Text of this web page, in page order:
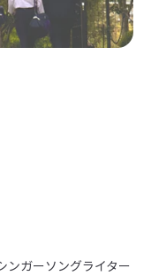
ガーソングライター